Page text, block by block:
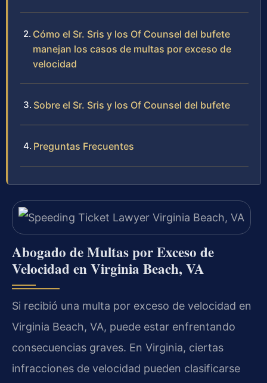
Cómo el Sr. Sris y los Of Counsel del bufete
manejan los casos de multas por exceso de
velocidad
Sobre el Sr. Sris y los Of Counsel del bufete
Preguntas Frecuentes
Abogado de Multas por Exceso de
Velocidad en Virginia Beach, VA
Si recibió una multa por exceso de velocidad en
Virginia Beach, VA, puede estar enfrentando
consecuencias graves. En Virginia, ciertas
infracciones de velocidad pueden clasificarse